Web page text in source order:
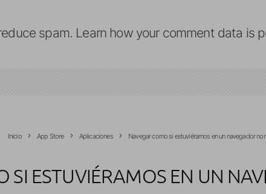
spam. Learn how your comment data is
Inicio App Store Aplicaciones Navegar como si estuviéramos en un navegador
SI ESTUVIÉRAMOS EN UN